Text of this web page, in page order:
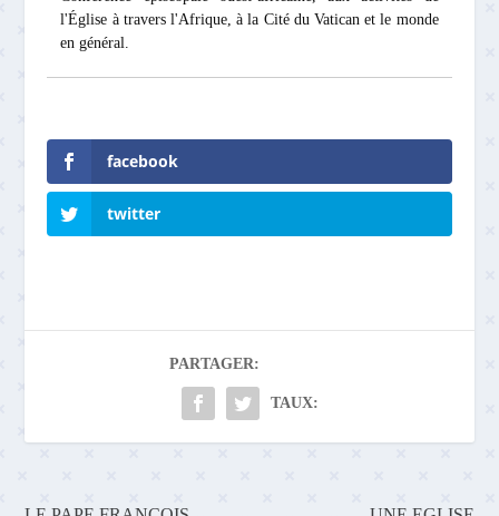
l'Église à travers l'Afrique, à la Cité du Vatican et le monde
en général.
facebook
twitter
PARTAGER:
TAUX: